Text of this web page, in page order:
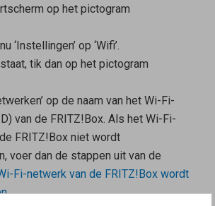
op het pictogram
‘Instellingen’ op ‘Wifi’.
tik dan op het pictogram
op de naam van het Wi-Fi-
van de FRITZ!Box. Als het Wi-Fi-
FRITZ!Box niet wordt
voer dan de stappen uit van de
Fi-netwerk van de FRITZ!Box wordt
.